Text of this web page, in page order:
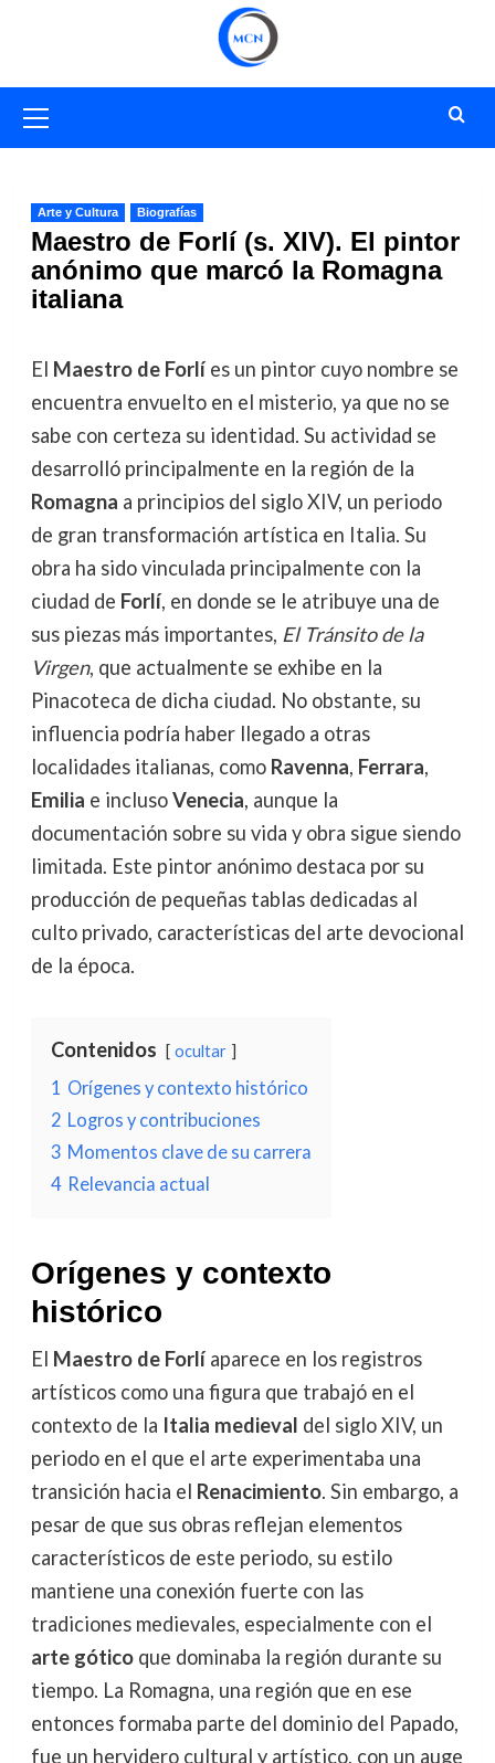
primario
Arte y Cultura Biografías
Maestro de Forlí (s. XIV). El pintor
anónimo que marcó la Romagna
italiana
El Maestro de Forlíes un pintor cuyo nombre se
encuentra envuelto en el misterio, ya que no se
sabe con certeza su identidad. Su actividad se
desarrolló principalmente en la región de la
Romagna a principios del siglo XIV, un periodo
de gran transformación artística en Italia. Su
obra ha sido vinculada principalmente con la
ciudad de Forlí, en donde se le atribuye una de
sus piezas más importantes, El Tránsito de la
Virgen, que actualmente se exhibe en la
Pinacoteca de dicha ciudad. No obstante, su
influencia podría haber llegado a otras
localidades italianas, como Ravenna, Ferrara,
Emilia e inclusoVenecia, aunque la
documentación sobre su vida y obra sigue siendo
limitada. Este pintor anónimo destaca por su
producción de pequeñas tablas dedicadas al
culto privado, características del arte devocional
de la época.
Contenidos ocultar
1 Orígenes y contexto histórico
2 Logros y contribuciones
3 Momentos clave de su carrera
4 Relevancia actual
Orígenes y contexto
histórico
El Maestro de Forlíaparece en los registros
artísticos como una figura que trabajó en el
contexto de la Italia medieval del siglo XIV, un
periodo en el que el arte experimentaba una
transición hacia el Renacimiento. Sin embargo, a
pesar de que sus obras reflejan elementos
característicos de este periodo, su estilo
mantiene una conexión fuerte con las
tradiciones medievales, especialmente con el
arte góticoque dominaba la región durante su
tiempo. La Romagna, una región que en ese
entonces formaba parte del dominio del Papado,
fue un hervidero cultural y artístico, con un auge